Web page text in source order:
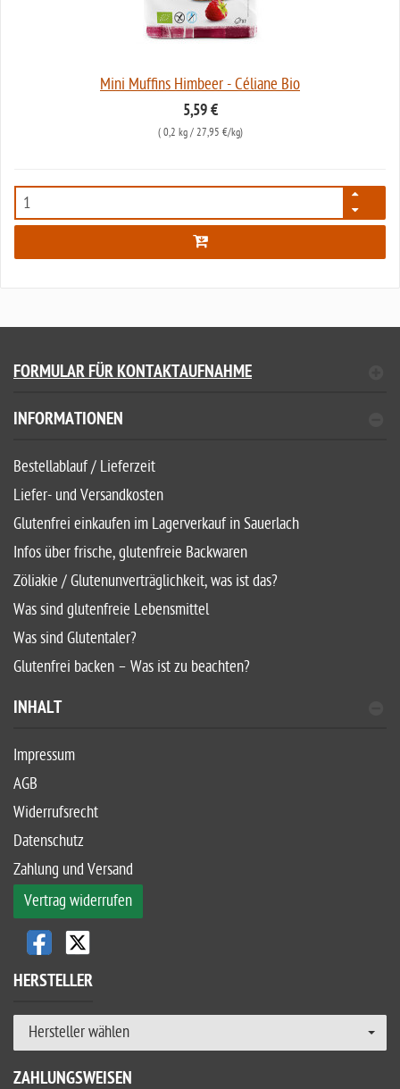
Mini Muffins Himbeer - Céliane Bio
5,59 €
( 0,2 kg/ 27,95 €/kg)
5016
FORMULAR FÜR KONTAKTAUFNAHME
INFORMATIONEN
Bestellablauf / Lieferzeit
Liefer- und Versandkosten
Glutenfrei einkaufen im Lagerverkauf in Sauerlach
Infos über frische, glutenfreie Backwaren
Zöliakie / Glutenunverträglichkeit, was ist das?
Was sind glutenfreie Lebensmittel
Was sind Glutentaler?
Glutenfrei backen – Was ist zu beachten?
INHALT
Impressum
AGB
Widerrufsrecht
Datenschutz
Zahlung und Versand
Vertrag widerrufen
HERSTELLER
Hersteller wählen
ZAHLUNGSWEISEN